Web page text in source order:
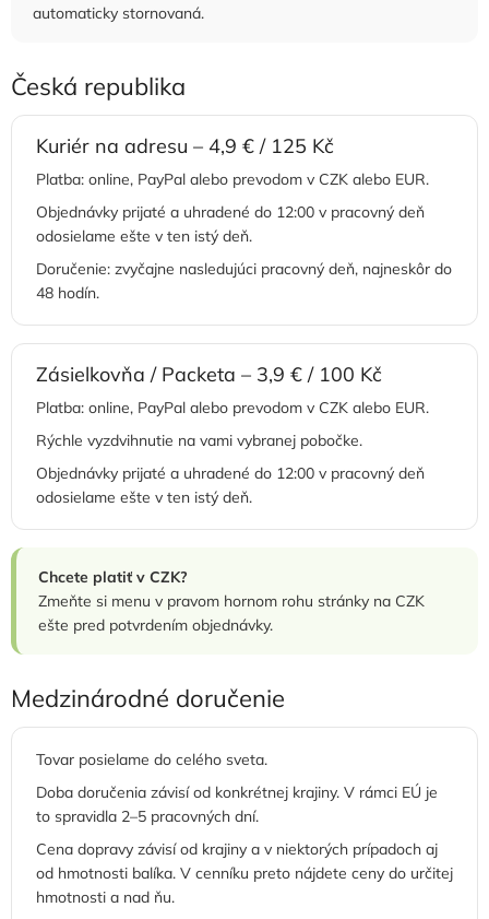
automaticky stornovaná.
Česká republika
Kuriér na adresu – 4,9 € / 125 Kč
Platba: online, PayPal alebo prevodom v CZK alebo EUR.
Objednávky prijaté a uhradené do 12:00 v pracovný deň
odosielame ešte v ten istý deň.
Doručenie: zvyčajne nasledujúci pracovný deň, najneskôr do
48 hodín.
Zásielkovňa / Packeta – 3,9 € / 100 Kč
Platba: online, PayPal alebo prevodom v CZK alebo EUR.
Rýchle vyzdvihnutie na vami vybranej pobočke.
Objednávky prijaté a uhradené do 12:00 v pracovný deň
odosielame ešte v ten istý deň.
Chcete platiť v CZK?
Zmeňte si menu v pravom hornom rohu stránky na CZK
ešte pred potvrdením objednávky.
Medzinárodné doručenie
Tovar posielame do celého sveta.
Doba doručenia závisí od konkrétnej krajiny. V rámci EÚ je
to spravidla 2–5 pracovných dní.
Cena dopravy závisí od krajiny a v niektorých prípadoch aj
od hmotnosti balíka. V cenníku preto nájdete ceny do určitej
hmotnosti a nad ňu.